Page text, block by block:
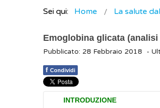
Sei qui: Home La salute
Emoglobina glicata
Pubblicato: 28 Febbraio 2018 -
f Condividi
INTRODUZIONE